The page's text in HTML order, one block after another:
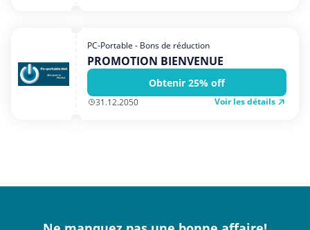
PC-Portable - Bons de réduction
PROMOTION BIENVENUE
Obtenir 25% off
31.12.2050 Voir les détails